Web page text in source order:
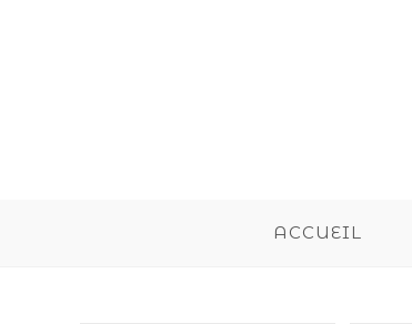
ACCUEIL